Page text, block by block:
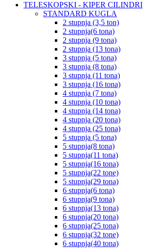
TELESKOPSKI - KIPER CILINDRI
STANDARD KUGLA
2 stupnja (3,5 ton)
2 stupnja(6 tona)
2 stupnja (9 tona)
2 stupnja (13 tona)
3 stupnja (5 tona)
3 stupnja (8 tona)
3 stupnja (11 tona)
3 stupnja (16 tona)
4 stupnja (7 tona)
4 stupnja (10 tona)
4 stupnja (14 tona)
4 stupnja (20 tona)
4 stupnja (25 tona)
5 stupnja (5 tona)
5 stupnja(8 tona)
5 stupnja(11 tona)
5 stupnja(16 tona)
5 stupnja(22 tone)
5 stupnja(29 tona)
6 stupnja(6 tona)
6 stupnja(9 tona)
6 stupnja(13 tona)
6 stupnja(20 tona)
6 stupnja(25 tona)
6 stupnja(32 tone)
6 stupnja(40 tona)